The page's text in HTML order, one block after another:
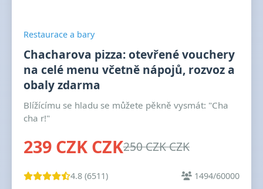
Restaurace a bary
Chacharova pizza: otevřené vouchery
na celé menu včetně nápojů, rozvoz a
obaly zdarma
Blížícímu se hladu se můžete pěkně vysmát: "Cha
cha r!"
239 CZK CZK250 CZK CZK
4.8 (6511) 1494/60000